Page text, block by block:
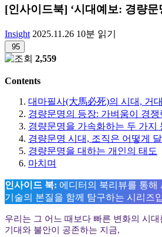
[인사이드북] ‘시대예보: 경량문
Insight 2025.11.26 10분 읽기
95
2,559
Contents
대마필사(大馬必死)의 시대, 거
경량문명의 등장: 가벼움이 경쟁
경량문명을 가속화하는 두 가지
경량문명 시대, 조직은 어떻게
경량문명을 대하는 개인의 태도
마치며
인사이드 북: 에디터의 북리뷰를 통해
기술의 본질을 함께 탐구하는 시리즈
우리는 그 어느 때보다 빠른 변화의 시
기대와 불안이 공존하는 지금,